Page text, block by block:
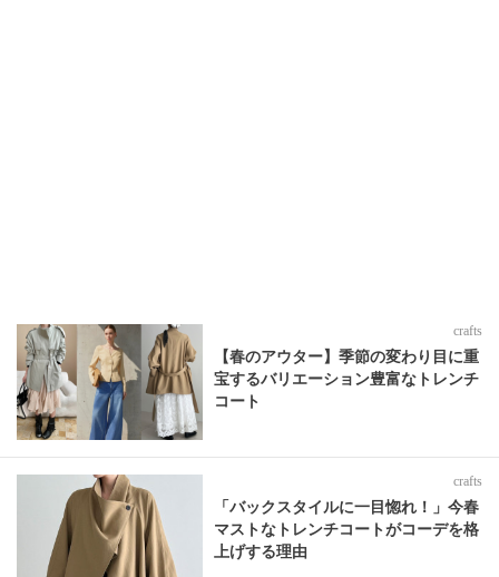
crafts
【春のアウター】季節の変わり目に重
宝するバリエーション豊富なトレンチ
コート
crafts
「バックスタイルに一目惚れ！」今春
マストなトレンチコートがコーデを格
上げする理由